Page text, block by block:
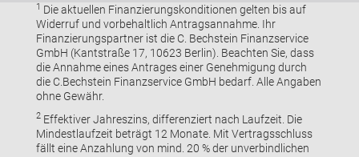
1 Die aktuellen Finanzierungskonditionen gelten bis auf
Widerruf und vorbehaltlich Antragsannahme. Ihr
Finanzierungspartner ist die C. Bechstein Finanzservice
GmbH (Kantstraße 17, 10623 Berlin). Beachten Sie, dass
die Annahme eines Antrages einer Genehmigung durch
die C.Bechstein Finanzservice GmbH bedarf. Alle Angaben
ohne Gewähr.
2Effektiver Jahreszins, differenziert nach Laufzeit. Die
Mindestlaufzeit beträgt 12 Monate. Mit Vertragsschluss
fällt eine Anzahlung von mind. 20 % der unverbindlichen